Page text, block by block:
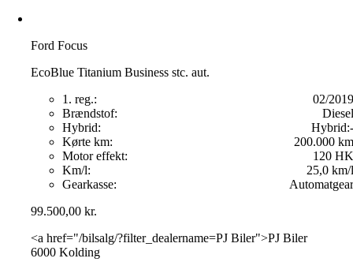
Ford Focus
EcoBlue Titanium Business stc. aut.
1. reg.:
02/2019
Brændstof:
Diesel
Hybrid:
Hybrid:-
Kørte km:
200.000 km
Motor effekt:
120 HK
Km/l:
25,0 km/l
Gearkasse:
Automatgear
99.500,00kr.
<a href="/bilsalg/?filter_dealername=PJ Biler">PJ Biler
6000 Kolding